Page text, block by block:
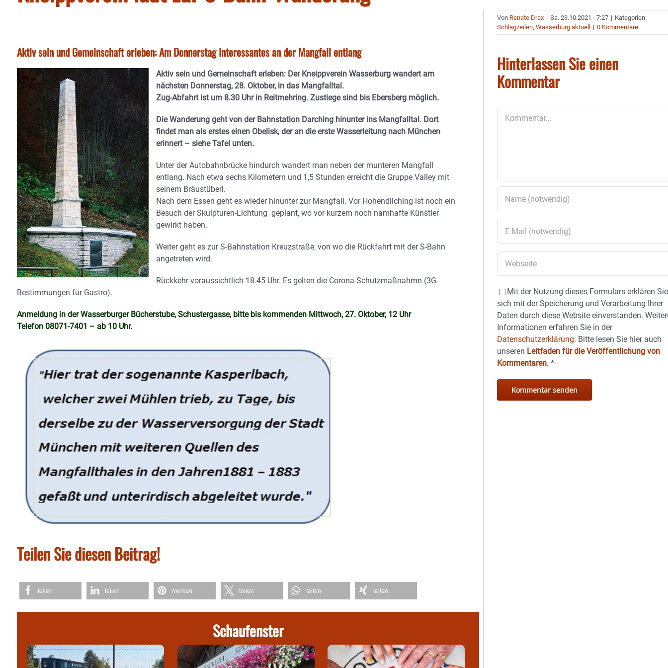
Aktiv sein und Gemeinschaft erleben: Am Donnerstag Interessantes an der Mangfall entlang
Aktiv sein und Gemeinschaft erleben: Der Kneippverein Wasserburg wandert am
nächsten Donnerstag, 28. Oktober, in das Mangfalltal.
Zug-Abfahrt ist um 8.30 Uhr in Reitmehring. Zustiege sind bis Ebersberg möglich.
Die Wanderung geht von der Bahnstation Darching hinunter ins Mangfalltal. Dort
findet man als erstes einen Obelisk, der an die erste Wasserleitung nach München
erinnert – siehe Tafel unten.
Unter der Autobahnbrücke hindurch wandert man neben der munteren Mangfall
entlang. Nach etwa sechs Kilometern und 1,5 Stunden erreicht die Gruppe Valley mit
seinem Bräustüberl.
Nach dem Essen geht es wieder hinunter zur Mangfall. Vor Hohendilching ist noch ein
Besuch der Skulpturen-Lichtung geplant, wo vor kurzem noch namhafte Künstler
gewirkt haben.
Weiter geht es zur S-Bahnstation Kreuzstraße, von wo die Rückfahrt mit der S-Bahn
angetreten wird.
Rückkehr voraussichtlich 18.45 Uhr. Es gelten die Corona-Schutzmaßnahmn (3G-
Bestimmungen für Gastro).
Anmeldung in der Wasserburger Bücherstube, Schustergasse, bitte bis kommenden Mittwoch, 27. Oktober, 12 Uhr
Telefon 08071-7401 – ab 10 Uhr.
Teilen Sie diesen Beitrag!
teilen teilen merken teilen teilen teilen
Schaufenster
Von Renate Drax | Sa. 23.10.2021 - 7:27 | Kategorien:
Schlagzeilen,Wasserburg aktuell | 0 Kommentare
Hinterlassen Sie einen
Kommentar
Mit der Nutzung dieses Formulars erklären Sie
sich mit der Speicherung und Verarbeitung Ihrer
Daten durch diese Website einverstanden.
Informationen erfahren Sie in der
Datenschutzerklärung. Bitte lesen Sie hier auch
unseren Leitfaden für die Veröffentlichung von
Kommentaren.*